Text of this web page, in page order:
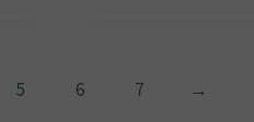
5 6 7 →